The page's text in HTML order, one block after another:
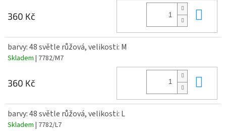
360 Kč
barvy: 48 světle růžová, velikosti: M
Skladem | 7782/M7
360 Kč
barvy: 48 světle růžová, velikosti: L
Skladem | 7782/L7